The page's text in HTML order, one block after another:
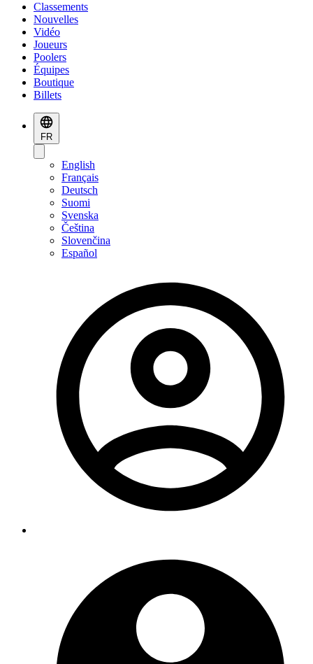
Classements
Nouvelles
Vidéo
Joueurs
Poolers
Équipes
Boutique
Billets
FR
English
Français
Deutsch
Suomi
Svenska
Čeština
Slovenčina
Español